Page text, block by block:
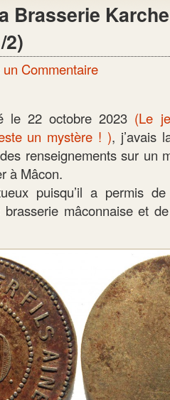
Brasserie
2)
un Commentaire
le 22 octobre 2023 (Le
un mystère ! ), j’avais
renseignements sur un
à Mâcon.
puisqu’il a permis
brasserie mâconnaise et